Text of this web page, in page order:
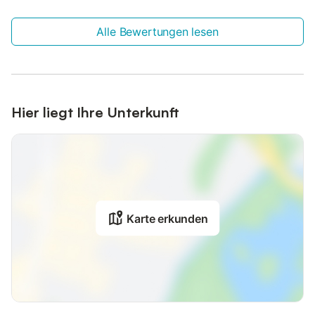
Alle Bewertungen lesen
Hier liegt Ihre Unterkunft
Karte erkunden